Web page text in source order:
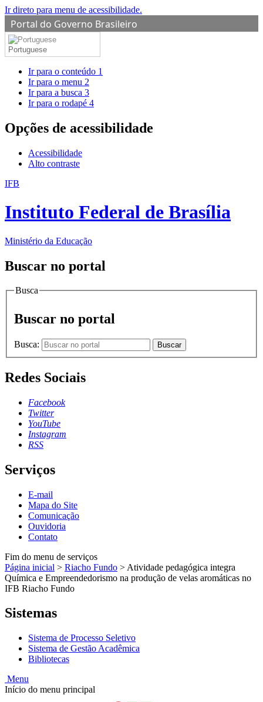
Ir direto para menu de acessibilidade.
Portal do Governo Brasileiro
Portuguese
Ir para o conteúdo 1
Ir para o menu 2
Ir para a busca 3
Ir para o rodapé 4
Opções de acessibilidade
Acessibilidade
Alto contraste
IFB
Instituto Federal de Brasília
Ministério da Educação
Buscar no portal
Busca
Buscar no portal
Busca: Buscar
Redes Sociais
Facebook
Twitter
YouTube
Instagram
RSS
Serviços
E-mail
Mapa do Site
Comunicação
Ouvidoria
Contato
Fim do menu de serviços
Página inicial > Riacho Fundo > Atividade pedagógica integra
Química e Empreendedorismo na produção de velas aromáticas no
IFB Riacho Fundo
Sistemas
Sistema de Processo Seletivo
Sistema de Gestão Acadêmica
Bibliotecas
Menu
Início do menu principal